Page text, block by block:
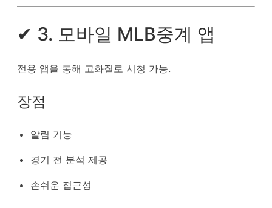
✔ 3. 모바일 MLB중계 앱
전용 앱을 통해 고화질로 시청 가능.
장점
알림 기능
경기 전 분석 제공
손쉬운 접근성